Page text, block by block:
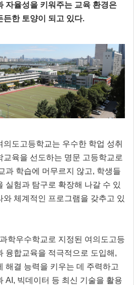
자율성을 키워주는 교육 환경은
든한 토양이 되고 있다.
도고등학교는 우수한 학업 성취
교육을 선도하는 명문 고등학교로
과 학습에 머무르지 않고, 학생들
실험과 탐구로 확장해 나갈 수 있
와 체계적인 프로그램을 갖추고 있
학우수학교로 지정된 여의도고등
융합교육을 적극적으로 도입해,
해결 능력을 키우는 데 주력하고
AI, 빅데이터 등 최신 기술을 활용